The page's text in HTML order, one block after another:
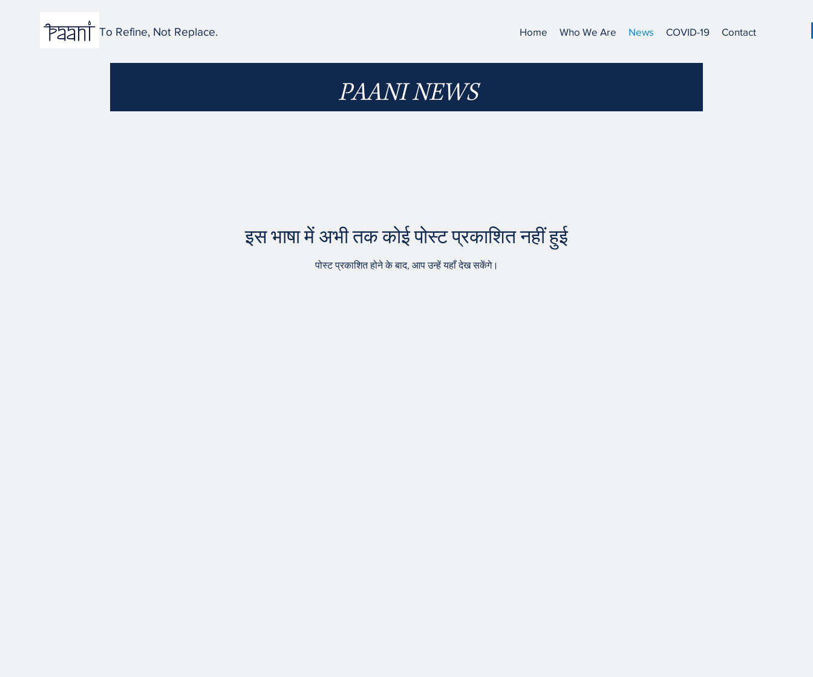
To Refine, Not Replace.
इस भाषा में अभी तक कोई पोस्ट प्रकाशित नहीं हुई
पोस्ट प्रकाशित होने के बाद, आप उन्हें यहाँ देख सकेंगे।
PAANI NEWS
Home Who We Are News COVID-19 Contact